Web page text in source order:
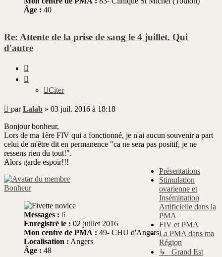
Âge : 40
Re: Attente de la prise de sang le 4 juillet. Qui
d'autre
Citer
Message
non
lu
parLalab » 03 juil. 2016 à 18:18
Bonjour bonheur,
Lors de ma 1ère FIV qui a fonctionné, je n'ai aucun souvenir a part
celui de m'être dit en permanence "ca ne sera pas positif, je ne
ressens rien du tout!".
Alors garde espoir!!!
Bonheur
Messages : 6
Enregistré le : 02 juillet 2016
Mon centre de PMA : 49- CHU d'Angers
Localisation : Angers
Âge : 48
Présentations
Stimulation
ovarienne et
Insémination
Artificielle dans la
PMA
FIV et PMA
La PMA dans ma
Région
↳ Grand Est